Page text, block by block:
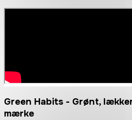
Green Habits - Grønt,
mærke